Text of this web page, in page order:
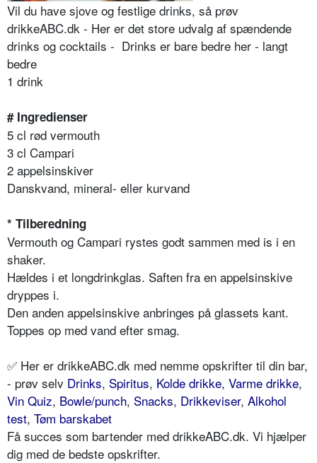
Vil du have sjove og festlige drinks, så prøv
drikkeABC.dk - Her er det store udvalg af spændende
drinks og cocktails - Drinks er bare bedre her - langt
bedre
1 drink
# Ingredienser
5 cl rød vermouth
3 cl Campari
2 appelsinskiver
Danskvand, mineral- eller kurvand
* Tilberedning
Vermouth og Campari rystes godt sammen med is i en
shaker.
Hældes i et longdrinkglas. Saften fra en appelsinskive
dryppes i.
Den anden appelsinskive anbringes på glassets kant.
Toppes op med vand efter smag.
✅ Her er drikkeABC.dk med nemme opskrifter til din bar,
- prøv selv Drinks, Spiritus, Kolde drikke, Varme drikke,
Vin Quiz, Bowle/punch, Snacks, Drikkeviser, Alkohol
test, Tøm barskabet
Få succes som bartender med drikkeABC.dk. Vi hjælper
dig med de bedste opskrifter.